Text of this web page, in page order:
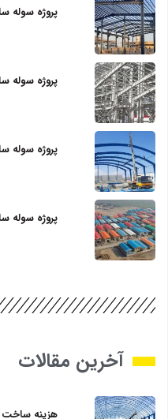
پروژه
پروژه سوله
پروژه سوله
پروژه
آخرین مقالات